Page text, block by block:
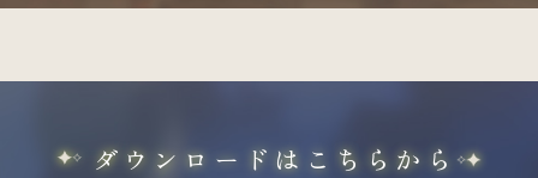
ダウンロードはこちらから